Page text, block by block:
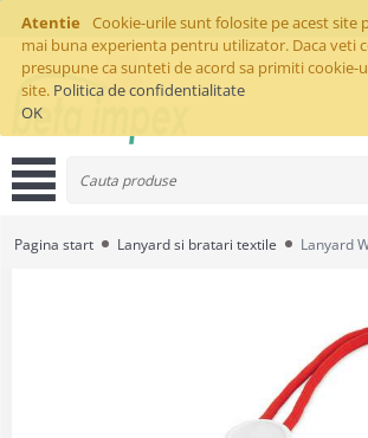
Atentie
Cookie-urile sunt folosite pe acest site
mai buna experienta pentru utilizator. Daca veti
presupune ca sunteti de acord sa primiti cookie-
site. Politica de confidentialitate
OK
Pagina start Lanyard si bratari textile Lanyard